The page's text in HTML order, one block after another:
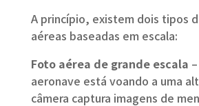
A princípio, existem dois tipos
aéreas baseadas em escala:
Foto aérea de grande escala
aeronave está voando a uma
câmera captura imagens de